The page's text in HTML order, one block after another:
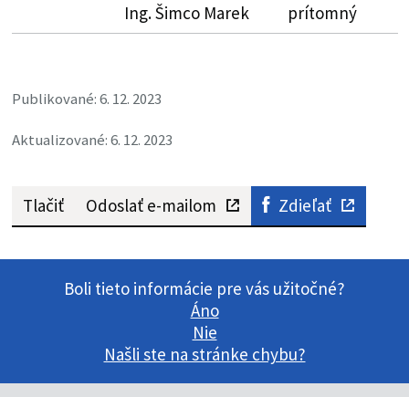
Ing. Šimco Marek
prítomný
Publikované: 6. 12. 2023
Aktualizované: 6. 12. 2023
Tlačiť Odoslať e-mailom Zdieľať
Boli tieto informácie pre vás užitočné?
Áno
Nie
Našli ste na stránke chybu?